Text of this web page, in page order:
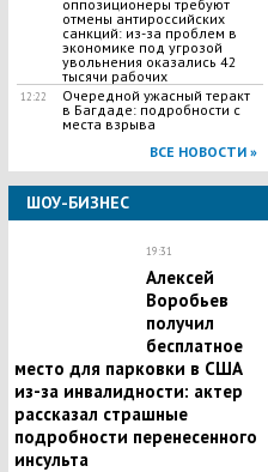
оппозиционеры требуют
отмены антироссийских
санкций: из-за проблем в
экономике под угрозой
увольнения оказались 42
тысячи рабочих
12:22
Очередной ужасный теракт
в Багдаде: подробности с
места взрыва
ВСЕ НОВОСТИ »
ШОУ-БИЗНЕС
19:31
Алексей
Воробьев
получил
бесплатное
место для парковки в США
из-за инвалидности: актер
рассказал страшные
подробности перенесенного
инсульта